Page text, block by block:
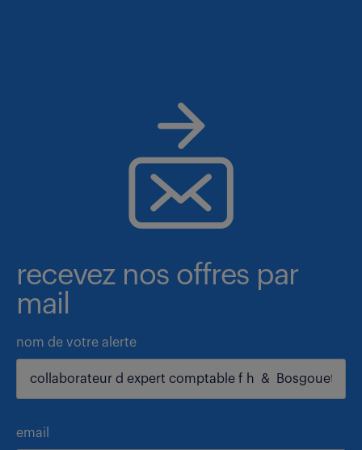
recevez nos offres par
mail
nom de votre alerte
email